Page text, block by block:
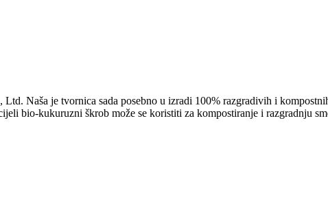
Ltd. Naša je tvornica sada posebno u izradi 100% razgradivih i
bio-kukuruzni škrob može se koristiti za kompostiranje i razgradnju